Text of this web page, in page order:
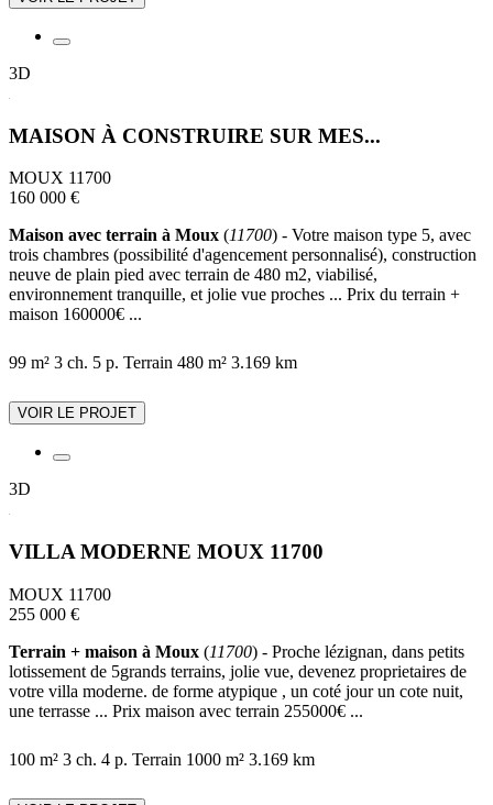
3D
MAISON À CONSTRUIRE SUR MES...
MOUX 11700
160 000 €
Maison avec terrain à Moux (11700) - Votre maison type 5, avec
trois chambres (possibilité d'agencement personnalisé), construction
neuve de plain pied avec terrain de 480 m2, viabilisé,
environnement tranquille, et jolie vue proches ... Prix du terrain +
maison 160000€ ...
99 m² 3 ch. 5 p. Terrain 480 m² 3.169 km
VOIR LE PROJET
3D
VILLA MODERNE MOUX 11700
MOUX 11700
255 000 €
Terrain + maison à Moux (11700) - Proche lézignan, dans petits
lotissement de 5grands terrains, jolie vue, devenez proprietaires de
votre villa moderne. de forme atypique , un coté jour un cote nuit,
une terrasse ... Prix maison avec terrain 255000€ ...
100 m² 3 ch. 4 p. Terrain 1000 m² 3.169 km